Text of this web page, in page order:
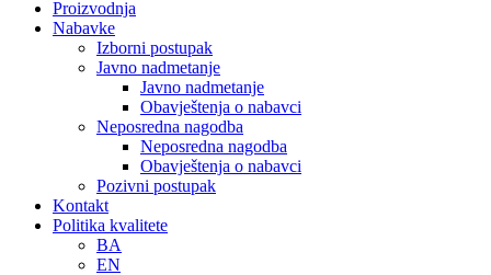
Proizvodnja
Nabavke
Izborni postupak
Javno nadmetanje
Javno nadmetanje
Obavještenja o nabavci
Neposredna nagodba
Neposredna nagodba
Obavještenja o nabavci
Pozivni postupak
Kontakt
Politika kvalitete
BA
EN